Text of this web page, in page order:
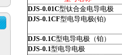
DJS-0.01C型钛合金电导电极
DJS-0.1CF型电导电极(铂)
DJS-0.1C型电导电极（铂）
DJS-0.1型电导电极